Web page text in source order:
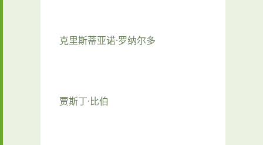
克里斯蒂亚诺·罗纳尔多
贾斯丁·比伯